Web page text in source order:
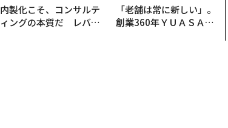
内製化こそ、コンサルテ
ィングの本質だ レバレ
「老舗は常に新しい」。
創業360年ＹＵＡＳＡと